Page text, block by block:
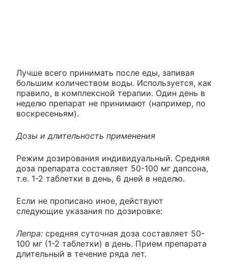
Лучше всего принимать после еды, запивая
большим количеством воды. Используется, как
правило, в комплексной терапии. Один день в
неделю препарат не принимают (например, по
воскресеньям).
Дозы и длительность применения
Режим дозирования индивидуальный. Средняя
доза препарата составляет 50-100 мг дапсона,
т.е. 1-2 таблетки в день, 6 дней в неделю.
Если не прописано иное, действуют
следующие указания по дозировке:
Лепра: средняя суточная доза составляет 50-
100 мг (1-2 таблетки) в день. Прием препарата
длительный в течение ряда лет.